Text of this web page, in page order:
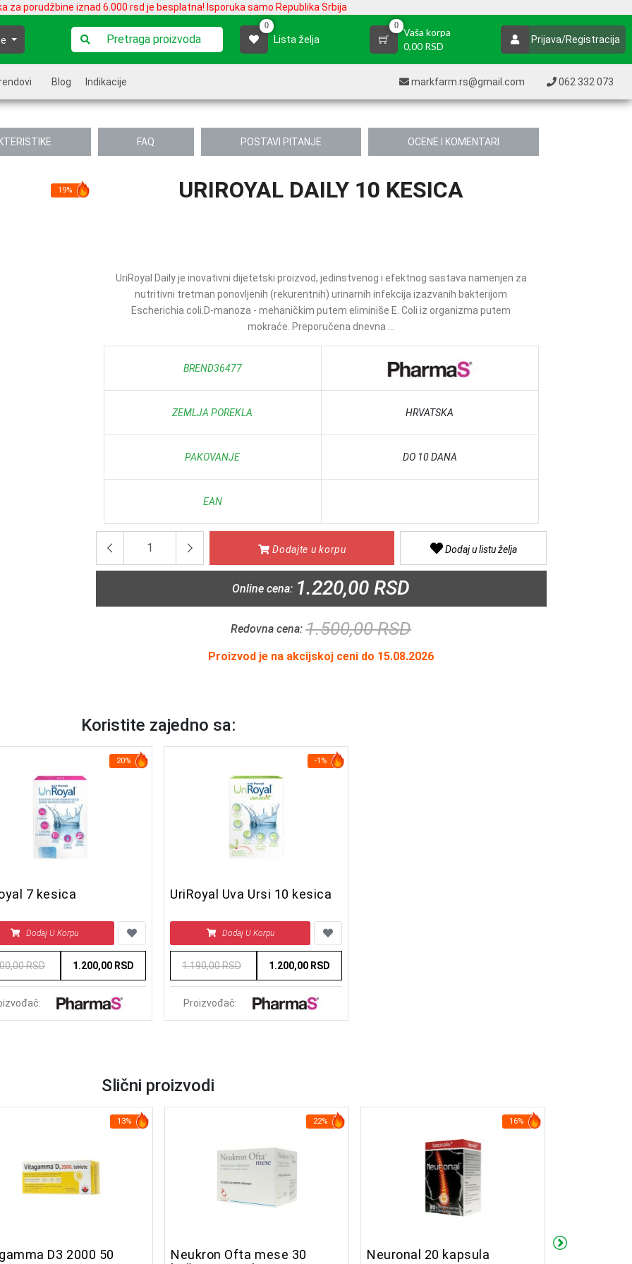
za porudžbine iznad 6.000 rsd je besplatna! Isporuka samo Republika Srbija
0
Lista želja
0
Vaša korpa
0,00 RSD
Prijava/Registracija
Blog Indikacije markfarm.rs@gmail.com 062 332 073
FAQ POSTAVI PITANJE OCENE I KOMENTARI
19% URIROYAL DAILY 10 KESICA
UriRoyal Daily je inovativni dijetetski proizvod, jedinstvenog i efektnog sastava namenjen za
nutritivni tretman ponovljenih (rekurentnih) urinarnih infekcija izazvanih bakterijom
Escherichia coli.D-manoza - mehaničkim putem eliminiše E. Coli iz organizma putem
mokraće. Preporučena dnevna ...
BREND36477
ZEMLJA POREKLA HRVATSKA
PAKOVANJE DO 10 DANA
EAN
Dodajte u korpu Dodaj u listu želja
Online cena: 1.220,00 RSD
Redovna cena:1.500,00 RSD
Proizvod je na akcijskoj ceni do 15.08.2026
Koristite zajedno sa:
20%
7 kesica
Dodaj U Korpu
RSD 1.200,00 RSD
-1%
UriRoyal Uva Ursi 10 kesica
Dodaj U Korpu
1.190,00 RSD 1.200,00 RSD
Proizvođač:
Slični proizvodi
13%
D3 2000 50
22%
Neukron Ofta mese 30
16%
Neuronal 20 kapsula
Esoxx One